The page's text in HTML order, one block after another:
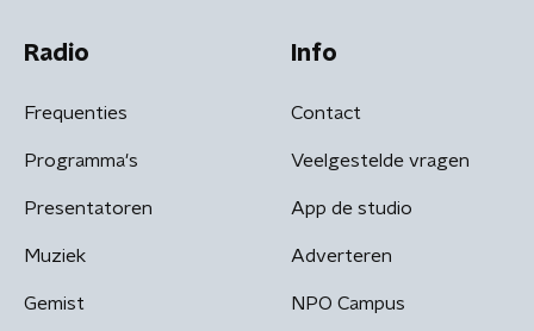
Radio
Frequenties
Programma's
Presentatoren
Muziek
Gemist
Info
Contact
Veelgestelde vragen
App de studio
Adverteren
NPO Campus